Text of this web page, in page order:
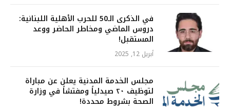
في الذكرى الـ50 للحرب الأهلية اللبنانية:
دروس الماضي ومخاطر الحاضر ووعد
المستقبل!
أبريل 12, 2025
مجلس الخدمة المدنية يعلن عن مباراة
لتوظيف ٢٠ صيدلياً ومفتشاً في وزارة
الصحة بشروط محددة!